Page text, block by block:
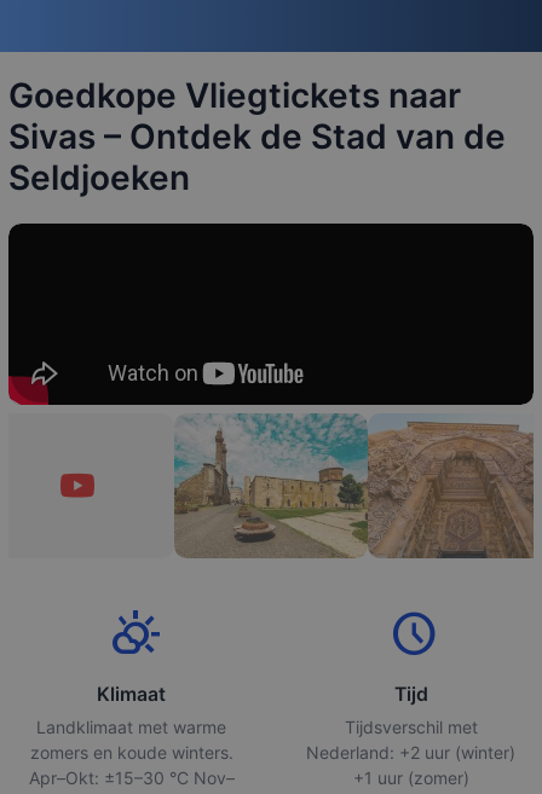
Goedkope Vliegtickets naar
Sivas – Ontdek de Stad van de
Seldjoeken
partly_cloudy_day
Klimaat
Landklimaat met warme
zomers en koude winters.
Apr–Okt: ±15–30 °C Nov–
schedule
Tijd
Tijdsverschil met
Nederland: +2 uur (winter)
+1 uur (zomer)